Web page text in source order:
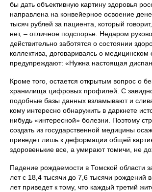
бы дать объективную картину здоровья
направлена на конвейерное освоение
тысяч рублей за пациента, который
нет, – отличное подспорье. Недаром
действительно заботятся о состоянии
коллектива, договариваясь о медицинском
предупреждают: «Нужна настоящая
Кроме того, остается открытым вопрос о
хранилища цифровых профилей. С
подобные базы данных взламывают и
кому интересно обнаружить в даркнете
нибудь «интересной» болезни. Поэтому
создать из государственной медицины
приведет лишь к деформации общей
здоровенькие все, а умирают томичи, не
Падение рождаемости в Томской области
лет с 18,4 тысячи до 7,6 тысячи рождений в
лет приведет к тому, что каждый третий